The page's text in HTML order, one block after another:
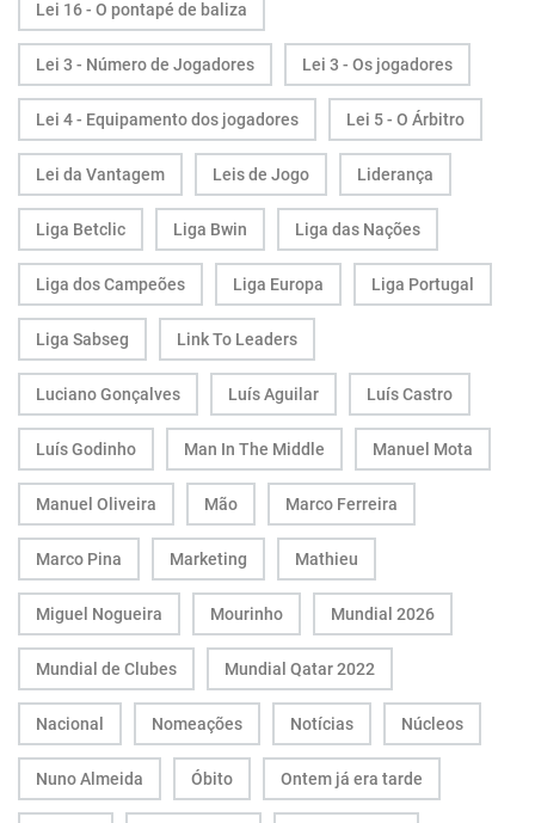
Lei 16 - O pontapé de baliza
Lei 3 - Número de Jogadores Lei 3 - Os jogadores
Lei 4 - Equipamento dos jogadores Lei 5 - O Árbitro
Lei da Vantagem Leis de Jogo Liderança
Liga Betclic Liga Bwin Liga das Nações
Liga dos Campeões Liga Europa Liga Portugal
Liga Sabseg Link To Leaders
Luciano Gonçalves Luís Aguilar Luís Castro
Luís Godinho Man In The Middle Manuel Mota
Manuel Oliveira Mão Marco Ferreira
Marco Pina Marketing Mathieu
Miguel Nogueira Mourinho Mundial 2026
Mundial de Clubes Mundial Qatar 2022
Nacional Nomeações Notícias Núcleos
Nuno Almeida Óbito Ontem já era tarde